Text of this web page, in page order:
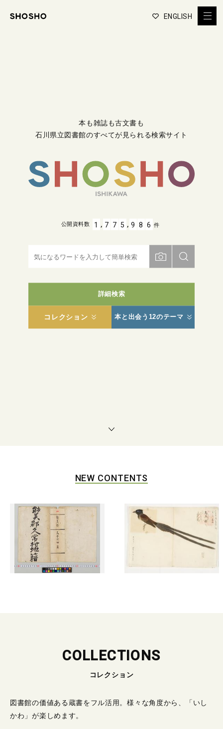
ENGLISH
本も雑誌も古文書も
石川県立図書館のすべてが見られる検索サイト
詳細検索
コレクション 本と出会う12のテーマ
公開資料数 1 , 7 7 5 , 9 8 6 件
NEW CONTENTS
COLLECTIONS
コレクション
図書館の価値ある蔵書をフル活用。様々な角度から、「いし
かわ」が楽しめます。